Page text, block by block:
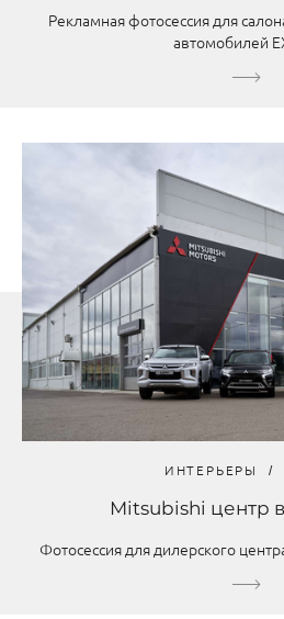
Рекламная фотосессия для
автомобилей
ИНТЕРЬЕРЫ
Mitsubishi центр
Фотосессия для дилерского